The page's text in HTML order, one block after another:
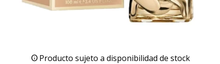
Producto sujeto a disponibilidad de stock